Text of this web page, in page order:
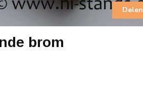
Delen
brom